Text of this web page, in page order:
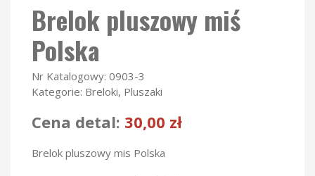
Brelok pluszowy miś
Polska
Nr Katalogowy: 0903-3
Kategorie: Breloki, Pluszaki
Cena detal: 30,00 zł
Brelok pluszowy mis Polska